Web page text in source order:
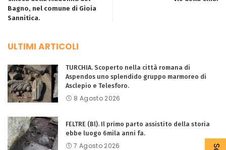
Bagno, nel comune di Gioia
Sannitica.
ULTIMI ARTICOLI
TURCHIA. Scoperto nella città romana di
Aspendos uno splendido gruppo marmoreo di
Asclepio e Telesforo.
8 Agosto 2026
FELTRE (Bl). Il primo parto assistito della storia
ebbe luogo 6mila anni fa.
7 Agosto 2026